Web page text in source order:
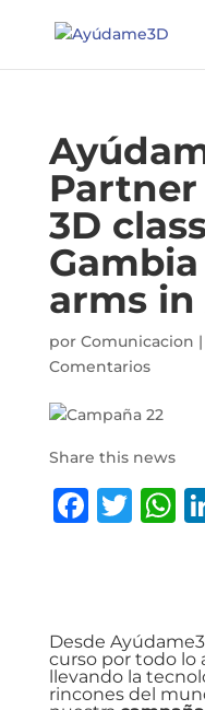
3D
arms
por Comunicacion |
Comentarios
Share this news
F
b
o
T
r
A
p
Desde
curso por todo lo
llevando la
rincones del
65 Countries
reached | 672
People helped |
I